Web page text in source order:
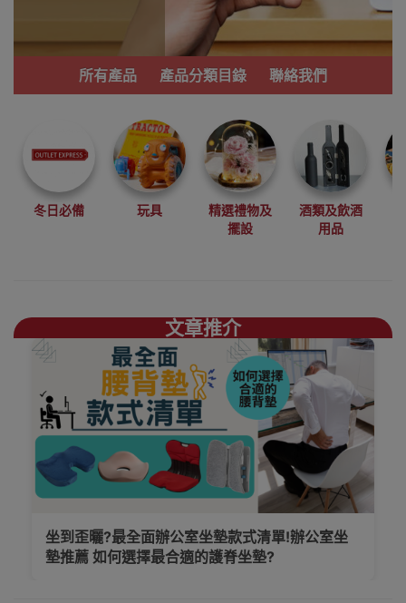
功能齊備的產
品。
我們每月會固定
尋找最更新、最
潮、有特色而且
優惠的優質產
品，從用家的角
度為你帶來你的
最好選擇。
所有產品 產品分類目錄 聯絡我們
冬日必備 玩具
精選禮物及
擺設
酒類及飲酒
用品
文章推介
坐到歪曬?最全面辦公室坐墊款式清單!辦公室坐
墊推薦 如何選擇最合適的護脊坐墊?